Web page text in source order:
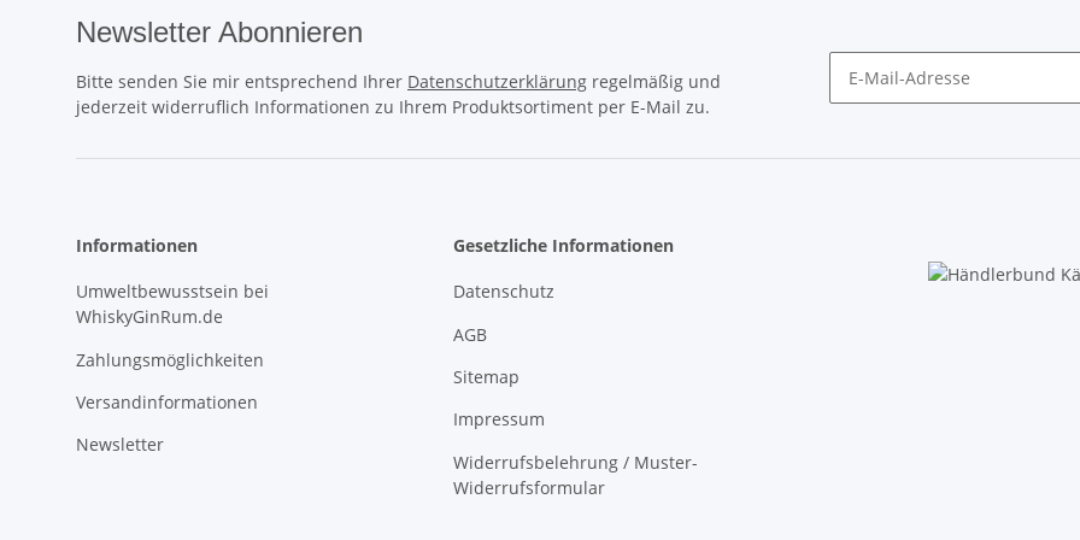
Newsletter Abonnieren
Bitte senden Sie mir entsprechend Ihrer Datenschutzerklärung regelmäßig und
jederzeit widerruflich Informationen zu Ihrem Produktsortiment per E-Mail zu.
Informationen
Umweltbewusstsein bei
WhiskyGinRum.de
Zahlungsmöglichkeiten
Versandinformationen
Newsletter
Gesetzliche Informationen
Datenschutz
AGB
Sitemap
Impressum
Widerrufsbelehrung / Muster-
Widerrufsformular